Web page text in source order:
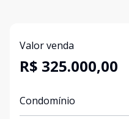
Valor venda
R$ 325.000,00
Condomínio